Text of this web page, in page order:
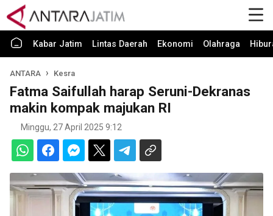
Kabar Jatim Lintas Daerah Ekonomi Olahraga
ANTARA Kesra
Fatma Saifullah harap Seruni-Dekranas
makin kompak majukan RI
Minggu, 27 April 2025 9:12